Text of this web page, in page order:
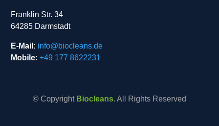
Franklin Str. 34
64285 Darmstadt
E-Mail: info@biocleans.de
Mobile: +49 177 8622231
© Copyright Biocleans. All Rights Reserved